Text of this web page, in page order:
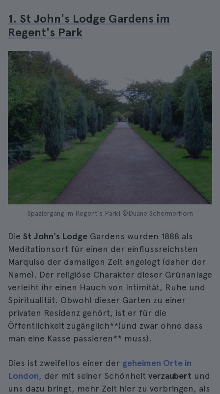
1. St John's Lodge Gardens im
Regent's Park
Spaziergang im Regent's Park| ©Duane Schermerhorn
Die St John's Lodge Gardens wurden 1888 als
Meditationsort für einen der einflussreichsten
Marquise der damaligen Zeit angelegt (daher der
Name). Der religiöse Charakter dieser Grünanlage
verleiht ihr einen Hauch von Intimität, Ruhe und
Spiritualität. Obwohl dieser Garten zu einer
privaten Residenz gehört, ist er für die
Öffentlichkeit zugänglich**(und zwar ohne dass
man eine Kasse passieren** muss).
Dies ist zweifellos einer der geheimen Orte in
London, der mit seiner Schönheit verzaubert und
uns dazu bringt, mehr Zeit hier zu verbringen, als